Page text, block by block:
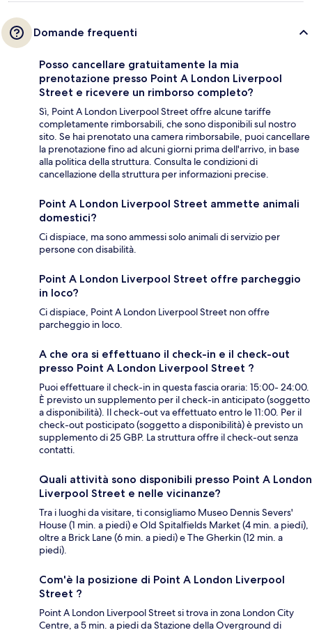
Domande frequenti
Posso cancellare gratuitamente la mia
prenotazione presso Point A London Liverpool
Street e ricevere un rimborso completo?
Sì, Point A London Liverpool Street offre alcune tariffe
completamente rimborsabili, che sono disponibili sul nostro
sito. Se hai prenotato una camera rimborsabile, puoi cancellare
la prenotazione fino ad alcuni giorni prima dell'arrivo, in base
alla politica della struttura. Consulta le condizioni di
cancellazione della struttura per informazioni precise.
Point A London Liverpool Street ammette animali
domestici?
Ci dispiace, ma sono ammessi solo animali di servizio per
persone con disabilità.
Point A London Liverpool Street offre parcheggio
in loco?
Ci dispiace, Point A London Liverpool Street non offre
parcheggio in loco.
A che ora si effettuano il check-in e il check-out
presso Point A London Liverpool Street ?
Puoi effettuare il check-in in questa fascia oraria: 15:00- 24:00.
È previsto un supplemento per il check-in anticipato (soggetto
a disponibilità). Il check-out va effettuato entro le 11:00. Per il
check-out posticipato (soggetto a disponibilità) è previsto un
supplemento di 25 GBP. La struttura offre il check-out senza
contatti.
Quali attività sono disponibili presso Point A London
Liverpool Street e nelle vicinanze?
Tra i luoghi da visitare, ti consigliamo Museo Dennis Severs'
House (1 min. a piedi) e Old Spitalfields Market (4 min. a piedi),
oltre a Brick Lane (6 min. a piedi) e The Gherkin (12 min. a
piedi).
Com'è la posizione di Point A London Liverpool
Street ?
Point A London Liverpool Street si trova in zona London City
Centre, a 5 min. a piedi da Stazione della Overground di